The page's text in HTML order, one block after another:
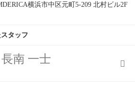
横浜市中区元町5-209 北村ビル2F
タッフ
長南 一士